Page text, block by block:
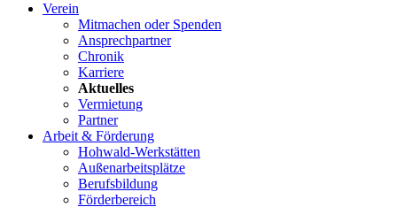
Verein
Mitmachen oder Spenden
Ansprechpartner
Chronik
Karriere
Aktuelles
Vermietung
Partner
Arbeit & Förderung
Hohwald-Werkstätten
Außenarbeitsplätze
Berufsbildung
Förderbereich